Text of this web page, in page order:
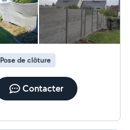
Pose de clôture
Contacter